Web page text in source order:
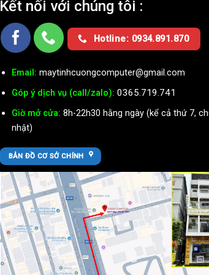
Kết nối với chúng tôi :
Hotline: 0934.891.870
Email: maytinhcuongcomputer@gmail.com
Góp ý dịch vụ (call/zalo): 0365.719.741
Giờ mở cửa: 8h-22h30 hằng ngày (kể cả thứ 7,
nhật)
BẢN ĐỒ CƠ SỞ CHÍNH